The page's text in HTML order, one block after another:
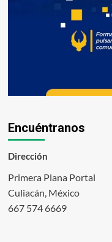
Encuéntranos
Dirección
Primera Plana Portal
Culiacán, México
667 574 6669